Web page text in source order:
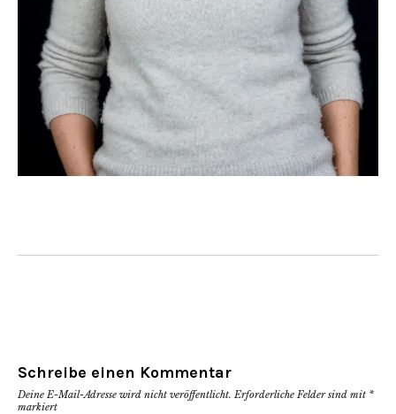
Schreibe einen Kommentar
Deine E-Mail-Adresse wird nicht veröffentlicht. Erforderliche Felder sind mit *
markiert